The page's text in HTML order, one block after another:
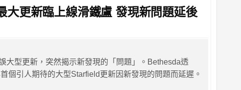
大更新臨上線滑鐵盧 發現新問題延後
大型更新，突然揭示新發現的「問題」。Bethesda透
個引人期待的大型Starfield更新因新發現的問題而延遲。